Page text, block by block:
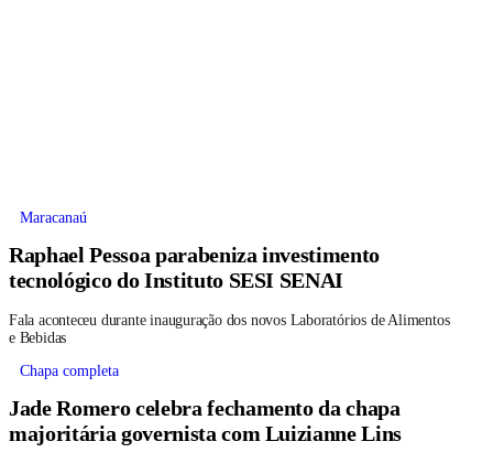
Maracanaú
Raphael Pessoa parabeniza investimento
tecnológico do Instituto SESI SENAI
Fala aconteceu durante inauguração dos novos Laboratórios de Alimentos
e Bebidas
Chapa completa
Jade Romero celebra fechamento da chapa
majoritária governista com Luizianne Lins